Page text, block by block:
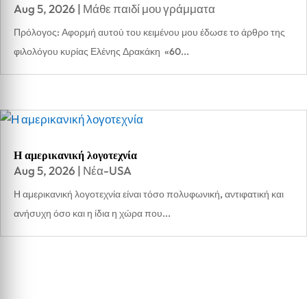
Aug 5, 2026 | Μάθε παιδί μου γράμματα
Πρόλογος: Αφορμή αυτού του κειμένου μου έδωσε το άρθρο της
φιλολόγου κυρίας Ελένης Δρακάκη «60...
Η αμερικανική λογοτεχνία
Aug 5, 2026 | Νέα-USA
Η αμερικανική λογοτεχνία είναι τόσο πολυφωνική, αντιφατική και
ανήσυχη όσο και η ίδια η χώρα που...